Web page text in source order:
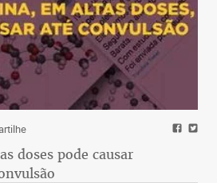
doses pode causar